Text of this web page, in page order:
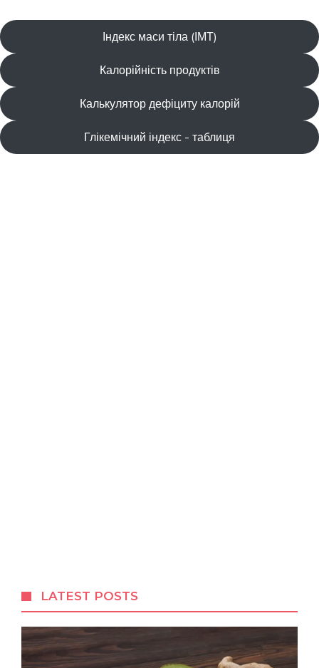
Індекс маси тіла (ІМТ)
Калорійність продуктів
Калькулятор дефіциту калорій
Глікемічний індекс - таблиця
LATEST POSTS